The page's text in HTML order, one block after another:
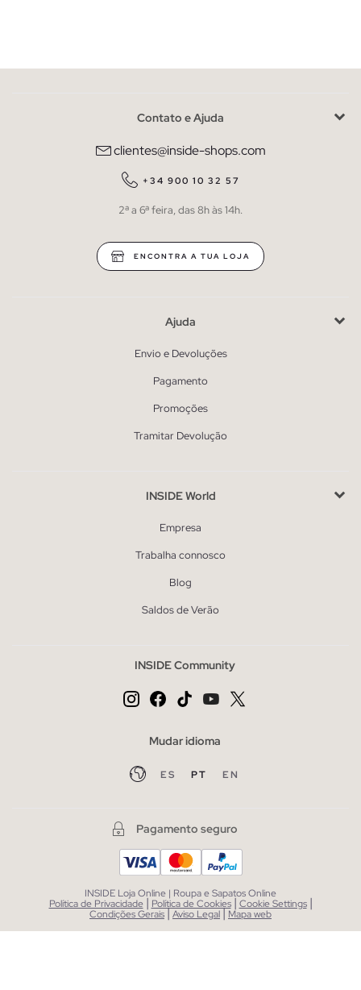
Contato e Ajuda
clientes@inside-shops.com
+34 900 10 32 57
2ª a 6ª feira, das 8h às 14h.
ENCONTRA A TUA LOJA
Ajuda
Envio e Devoluções
Pagamento
Promoções
Tramitar Devolução
INSIDE World
Empresa
Trabalha connosco
Blog
Saldos de Verão
INSIDE Community
Mudar idioma
ES PT EN
Pagamento seguro
INSIDE Loja Online | Roupa e Sapatos Online
Política de Privacidade | Política de Cookies | Cookie Settings |
Condições Gerais|Aviso Legal| Mapa web